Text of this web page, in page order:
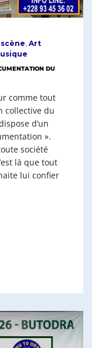
, Art
DU
comme tout
collective du
d’un
».
société
là que tout
lui confier